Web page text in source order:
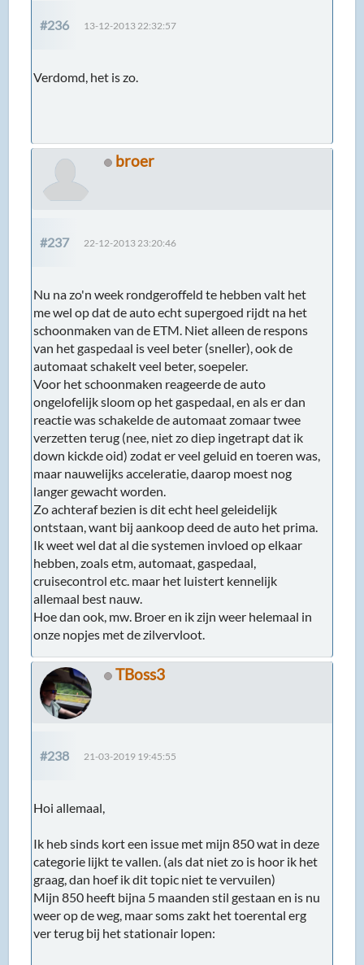
#236 13-12-2013 22:32:57
Verdomd, het is zo.
broer
#237 22-12-2013 23:20:46
Nu na zo'n week rondgeroffeld te hebben valt het
me wel op dat de auto echt supergoed rijdt na het
schoonmaken van de ETM. Niet alleen de respons
van het gaspedaal is veel beter (sneller), ook de
automaat schakelt veel beter, soepeler.
Voor het schoonmaken reageerde de auto
ongelofelijk sloom op het gaspedaal, en als er dan
reactie was schakelde de automaat zomaar twee
verzetten terug (nee, niet zo diep ingetrapt dat ik
down kickde oid) zodat er veel geluid en toeren was,
maar nauwelijks acceleratie, daarop moest nog
langer gewacht worden.
Zo achteraf bezien is dit echt heel geleidelijk
ontstaan, want bij aankoop deed de auto het prima.
Ik weet wel dat al die systemen invloed op elkaar
hebben, zoals etm, automaat, gaspedaal,
cruisecontrol etc. maar het luistert kennelijk
allemaal best nauw.
Hoe dan ook, mw. Broer en ik zijn weer helemaal in
onze nopjes met de zilvervloot.
TBoss3
#238 21-03-2019 19:45:55
Hoi allemaal,
Ik heb sinds kort een issue met mijn 850 wat in deze
categorie lijkt te vallen. (als dat niet zo is hoor ik het
graag, dan hoef ik dit topic niet te vervuilen)
Mijn 850 heeft bijna 5 maanden stil gestaan en is nu
weer op de weg, maar soms zakt het toerental erg
ver terug bij het stationair lopen: